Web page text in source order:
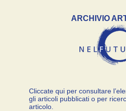
ARCHIVIO
Cliccate qui per consultare
gli articoli pubblicati o per
articolo.